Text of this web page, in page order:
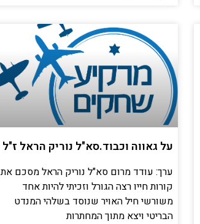
על גאווה וכבוד.סא"ל נוריק הראל ז"ל
ערך: עודד מרום סא"ל נוריק הראל מסכם את
קורות חייו רצה הגורל וזכיתי להיות אחד
משורשי חיל האויר שנוסד בשלהי המנדט
הבריטי ויצא מתוך המחתרות